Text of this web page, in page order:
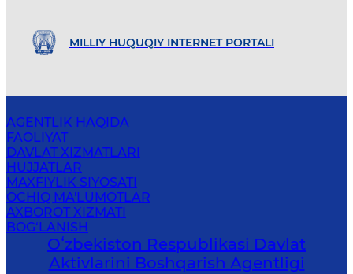
MILLIY HUQUQIY INTERNET PORTALI
AGENTLIK HAQIDA
FAOLIYAT
DAVLAT XIZMATLARI
HUJJATLAR
MAXFIYLIK SIYOSATI
OCHIQ MA'LUMOTLAR
AXBOROT XIZMATI
BOG‘LANISH
Oʻzbekiston Respublikasi Davlat
Aktivlarini Boshqarish Agentligi